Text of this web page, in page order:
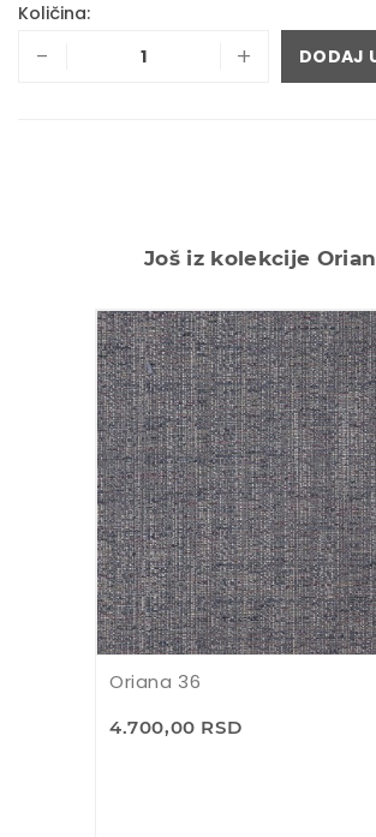
Količina:
- + DODAJ
Još iz kolekcije
Oriana 36
4.700,00 RSD